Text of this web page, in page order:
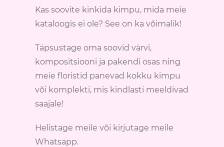
Kas soovite kinkida kimpu, mida meie
kataloogis ei ole? See on ka võimalik!
Täpsustage oma soovid värvi,
kompositsiooni ja pakendi osas ning
meie floristid panevad kokku kimpu
või komplekti, mis kindlasti meeldivad
saajale!
Helistage meile või kirjutage meile
Whatsapp.